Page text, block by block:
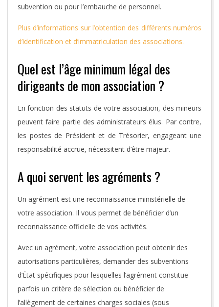
subvention ou pour l’embauche de personnel.
Plus d’informations sur l’obtention des différents numéros
d’identification et d’immatriculation des associations.
Quel est l’âge minimum légal des
dirigeants de mon association ?
En fonction des statuts de votre association, des mineurs
peuvent faire partie des administrateurs élus. Par contre,
les postes de Président et de Trésorier, engageant une
responsabilité accrue, nécessitent d’être majeur.
A quoi servent les agréments ?
Un agrément est une reconnaissance ministérielle de
votre association. Il vous permet de bénéficier d’un
reconnaissance officielle de vos activités.
Avec un agrément, votre association peut obtenir des
autorisations particulières, demander des subventions
d’État spécifiques pour lesquelles l’agrément constitue
parfois un critère de sélection ou bénéficier de
l’allègement de certaines charges sociales (sous